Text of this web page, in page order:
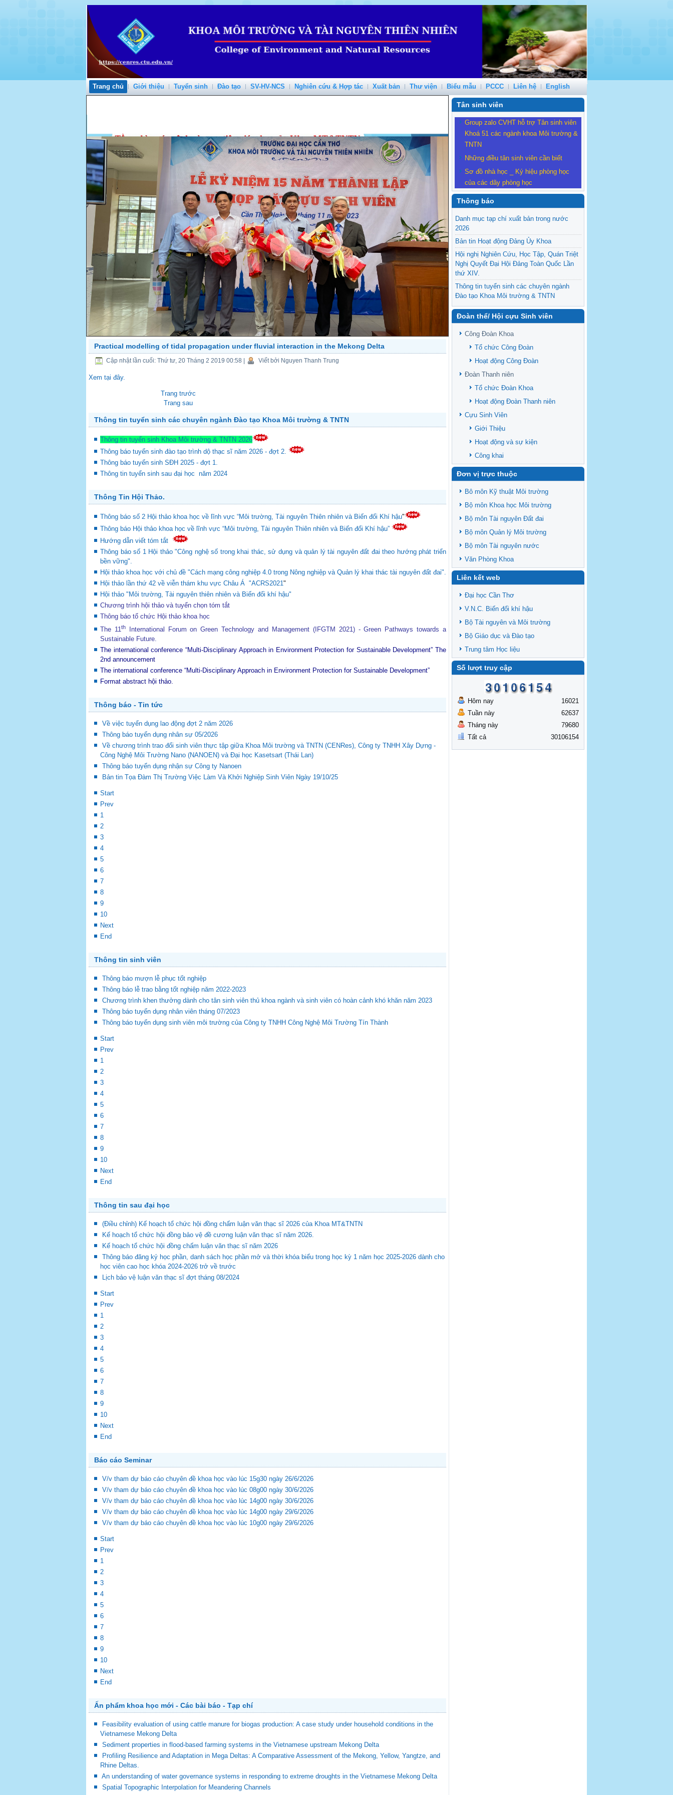
Trang chủ Giới thiệu Tuyển sinh Đào tạo SV-HV-NCS Nghiên cứu & Hợp tác Xuất bản Thư viện Biểu mẫu PCCC Liên hệ English
NEXT
Practical modelling of tidal propagation under fluvial interaction in the Mekong Delta
Cập nhật lần cuối: Thứ tư, 20 Tháng 2 2019 00:58 Viết bởi Nguyen Thanh Trung
Xem tại đây.
Trang trước
Trang sau
Thông tin tuyển sinh các chuyên ngành Đào tạo Khoa Môi trường & TNTN
Thông tin tuyển sinh Khoa Môi trường & TNTN 2026
Thông báo tuyển sinh đào tạo trình dộ thạc sĩ năm 2026 - đợt 2.
Thông báo tuyển sinh SĐH 2025 - đợt 1.
Thông tin tuyển sinh sau đại học năm 2024
Thông Tin Hội Thảo.
Thông báo số 2 Hội thảo khoa học về lĩnh vực “Môi trường, Tài nguyên Thiên nhiên và Biến đổi Khí hậu"
Thông báo Hội thảo khoa học về lĩnh vực “Môi trường, Tài nguyên Thiên nhiên và Biến đổi Khí hậu”
Hướng dẫn viết tóm tắt
Thông báo số 1 Hội thảo "Công nghệ số trong khai thác, sử dụng và quản lý tài nguyên đất đai theo hướng phát triển
bền vững".
Hội thảo khoa học với chủ đề "Cách mạng công nghiệp 4.0 trong Nông nghiệp và Quản lý khai thác tài nguyên đất đai".
Hội thảo lần thứ 42 về viễn thám khu vực Châu Á "ACRS2021"
Hội thảo "Môi trường, Tài nguyên thiên nhiên và Biến đổi khí hậu"
Chương trình hội thảo và tuyển chọn tóm tắt
Thông báo tổ chức Hội thảo khoa học
The 11thInternational Forum on Green Technology and Management (IFGTM 2021) - Green Pathways towards a
Sustainable Future.
The international conference “Multi-Disciplinary Approach in Environment Protection for Sustainable Development” The
2nd announcement
The international conference “Multi-Disciplinary Approach in Environment Protection for Sustainable Development”
Format abstract hội thảo.
Thông báo - Tin tức
Về việc tuyển dụng lao động đợt 2 năm 2026
Thông báo tuyển dụng nhân sự 05/2026
Về chương trình trao đổi sinh viên thực tập giữa Khoa Môi trường và TNTN (CENRes), Công ty TNHH Xây Dựng -
Công Nghệ Môi Trường Nano (NANOEN) và Đại học Kasetsart (Thái Lan)
Thông báo tuyển dụng nhận sự Công ty Nanoen
Bản tin Tọa Đàm Thị Trường Việc Làm Và Khởi Nghiệp Sinh Viên Ngày 19/10/25
Start
Prev
1
2
3
4
5
6
7
8
9
10
Next
End
Thông tin sinh viên
Thông báo mượn lễ phục tốt nghiệp
Thông báo lễ trao bằng tốt nghiệp năm 2022-2023
Chương trình khen thưởng dành cho tân sinh viên thủ khoa ngành và sinh viên có hoàn cảnh khó khăn năm 2023
Thông báo tuyển dụng nhân viên tháng 07/2023
Thông báo tuyển dụng sinh viên môi trường của Công ty TNHH Công Nghệ Môi Trường Tín Thành
Start
Prev
1
2
3
4
5
6
7
8
9
10
Next
End
Thông tin sau đại học
(Điều chỉnh) Kế hoạch tổ chức hội đồng chấm luận văn thạc sĩ 2026 của Khoa MT&TNTN
Kế hoạch tổ chức hội đồng bảo vệ đề cương luận văn thạc sĩ năm 2026.
Kế hoạch tổ chức hội đồng chấm luận văn thạc sĩ năm 2026
Thông báo đăng ký học phần, danh sách học phần mở và thời khóa biểu trong học kỳ 1 năm học 2025-2026 dành cho
học viên cao học khóa 2024-2026 trở về trước
Lịch bảo vệ luận văn thạc sĩ đợt tháng 08/2024
Start
Prev
1
2
3
4
5
6
7
8
9
10
Next
End
Báo cáo Seminar
V/v tham dự báo cáo chuyên đề khoa học vào lúc 15g30 ngày 26/6/2026
V/v tham dự báo cáo chuyên đề khoa học vào lúc 08g00 ngày 30/6/2026
V/v tham dự báo cáo chuyên đề khoa học vào lúc 14g00 ngày 30/6/2026
V/v tham dự báo cáo chuyên đề khoa học vào lúc 14g00 ngày 29/6/2026
V/v tham dự báo cáo chuyên đề khoa học vào lúc 10g00 ngày 29/6/2026
Start
Prev
1
2
3
4
5
6
7
8
9
10
Next
End
Ấn phẩm khoa học mới - Các bài báo - Tạp chí
Feasibility evaluation of using cattle manure for biogas production: A case study under household conditions in the
Vietnamese Mekong Delta
Sediment properties in flood-based farming systems in the Vietnamese upstream Mekong Delta
Profiling Resilience and Adaptation in Mega Deltas: A Comparative Assessment of the Mekong, Yellow, Yangtze, and
Rhine Deltas.
An understanding of water governance systems in responding to extreme droughts in the Vietnamese Mekong Delta
Spatial Topographic Interpolation for Meandering Channels
Tân sinh viên
Group zalo CVHT hỗ trợ Tân sinh viên
Khoá 51 các ngành khoa Môi trường &
TNTN
Những điều tân sinh viên cần biết
Sơ đồ nhà học _ Ký hiệu phòng học
của các dãy phòng học
Thông báo
Danh mục tạp chí xuất bản trong nước
2026
Bản tin Hoạt động Đảng Ủy Khoa
Hội nghị Nghiên Cứu, Học Tập, Quán Triệt
Nghị Quyết Đại Hội Đảng Toàn Quốc Lần
thứ XIV.
Thông tin tuyển sinh các chuyên ngành
Đào tạo Khoa Môi trường & TNTN
Feasibility evaluation of using cattle
manure for biogas production: A case study
Vietnamese Mekong Delta
Sediment properties in flood-based farming
systems in the Vietnamese upstream
Văn bản - Quy định
Ban chấp hành Đảng bộ khoa
Đoàn thể/ Hội cựu Sinh viên
Công Đoàn Khoa
Tổ chức Công Đoàn
Hoạt động Công Đoàn
Đoàn Thanh niên
Tổ chức Đoàn Khoa
Hoạt động Đoàn Thanh niên
Cựu Sinh Viên
Giới Thiệu
Hoạt động và sự kiện
Công khai
Đơn vị trực thuộc
Bô môn Kỹ thuật Môi trường
Bộ môn Khoa học Môi trường
Bộ môn Tài nguyên Đất đai
Bộ môn Quản lý Môi trường
Bộ môn Tài nguyên nước
Văn Phòng Khoa
Liên kết web
Đại học Cần Thơ
V.N.C. Biến đổi khí hậu
Bộ Tài nguyên và Môi trường
Bộ Giáo dục và Đào tạo
Trung tâm Học liệu
Số lượt truy cập
Hôm nay
Tuần này
Tháng này
Tất cả
16021
62637
79680
30106154